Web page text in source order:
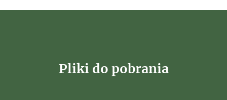
Pliki do pobrania